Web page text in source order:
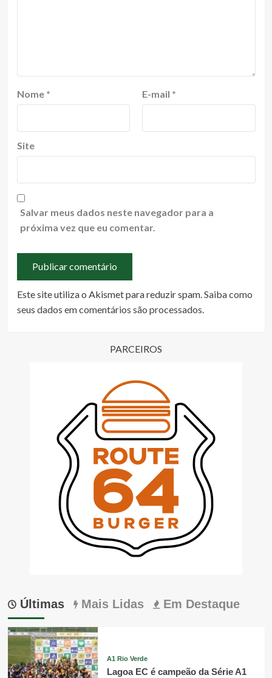
Nome * E-mail *
Site
Salvar meus dados neste navegador para a
próxima vez que eu comentar.
Este site utiliza o Akismet para reduzir spam.Saiba como
seus dados em comentários são processados.
PARCEIROS
Últimas Mais Lidas Em Destaque
A1 Rio Verde
Lagoa EC é campeão da Série A1